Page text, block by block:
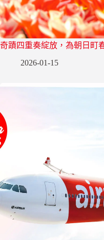
奇蹟四重奏綻放，為朝日町
2026-01-15